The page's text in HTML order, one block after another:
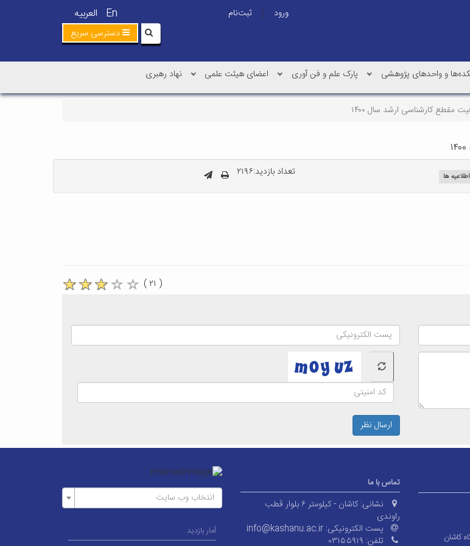
En العربیه ورود |
ثبت‌نام
دسترسی سریع
و واحدهای پژوهشی پارک علم و فن آوری اعضای هیئت علمی نهاد رهبری
مقطع کارشناسی ارشد سال ۱۴۰۰
اطلاعیه ها تعداد بازدید:۲۱۹۶
( ۲۱ )
ارسال نظر
کاشان
تماس با ما
نشانی:
کاشان - کیلومتر ۶ بلوار قطب
راوندی
پست الکترونیکی: info@kashanu.ac.ir
تلفن: ۰۳۱۵۵۹۱۹
انتخاب وب سایت
آمار بازدید